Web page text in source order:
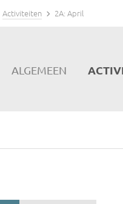
Activiteiten 2A: April
ALGEMEEN